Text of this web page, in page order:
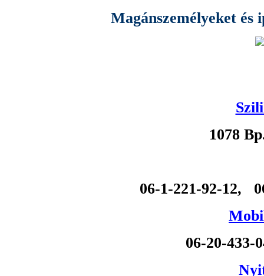
Magánszemélyeket és
1078
06-1-221-92-12,
06-20-